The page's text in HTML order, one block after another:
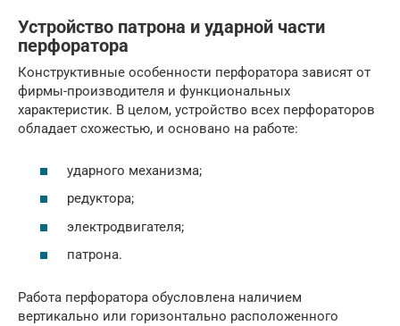
Устройство патрона и ударной части
перфоратора
Конструктивные особенности перфоратора зависят от
фирмы-производителя и функциональных
характеристик. В целом, устройство всех перфораторов
обладает схожестью, и основано на работе:
ударного механизма;
редуктора;
электродвигателя;
патрона.
Работа перфоратора обусловлена наличием
вертикально или горизонтально расположенного